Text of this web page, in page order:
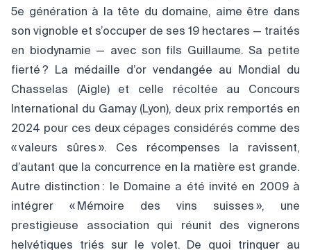
5e génération à la tête du domaine, aime être dans
son vignoble et s’occuper de ses 19 hectares — traités
en biodynamie — avec son fils Guillaume. Sa petite
fierté ? La médaille d’or vendangée au Mondial du
Chasselas (Aigle) et celle récoltée au Concours
International du Gamay (Lyon), deux prix remportés en
2024 pour ces deux cépages considérés comme des
« valeurs sûres ». Ces récompenses la ravissent,
d’autant que la concurrence en la matière est grande.
Autre distinction : le Domaine a été invité en 2009 à
intégrer « Mémoire des vins suisses », une
prestigieuse association qui réunit des vignerons
helvétiques triés sur le volet. De quoi trinquer au